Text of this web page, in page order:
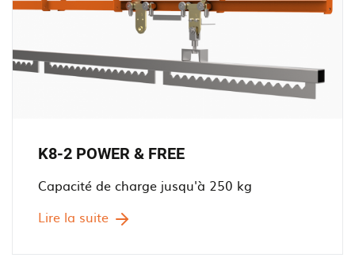
K8-2 POWER & FREE
Capacité de charge jusqu'à 250 kg
Lire la suite